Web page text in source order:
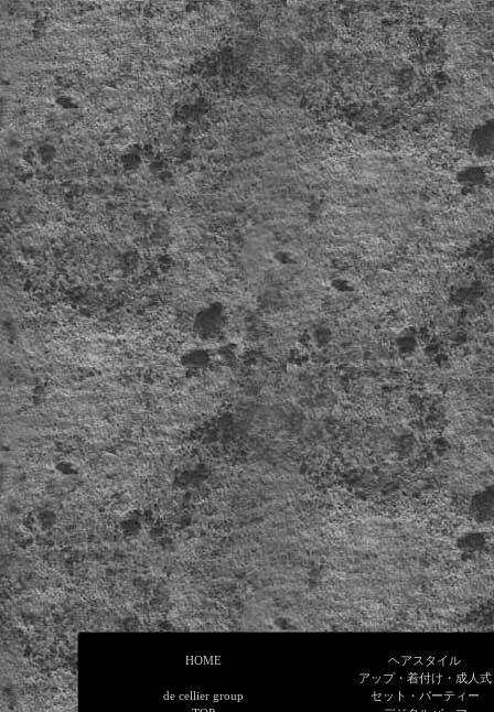
HOME
de cellier group
ヘアスタイル
アップ・着付け・成人式
セット・パーティー